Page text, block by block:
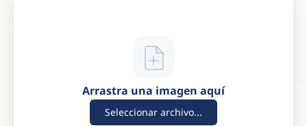
Arrastra una imagen aquí
Seleccionar archivo...